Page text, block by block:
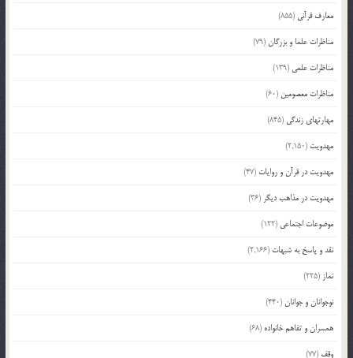
معارف قرآنی (855)
مناظرات علما و بزرگان(79)
مناظرات علمی (139)
مناظرات معصومین (60)
مهارتهای زندگی (845)
مهدویت (2,150)
مهدویت در قرآن و روایات (47)
مهدویت در مذاهب دیگر (36)
موضوعات اجتماعی (122)
نقد و پاسخ به شبهات (2,166)
نماز (225)
نوجوانان و جوانان(440)
همسران و تفاهم خانواده (68)
وقف (77)